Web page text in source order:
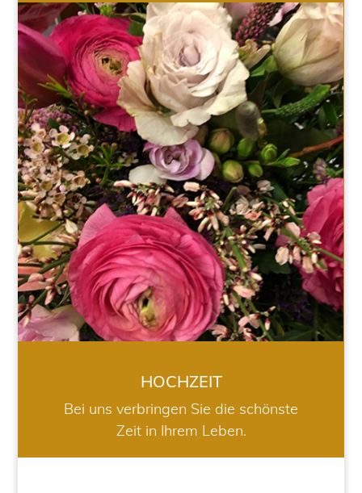
HOCHZEIT
HOCHZEIT
Bei uns verbringen Sie die schönste
Zeit in Ihrem Leben.